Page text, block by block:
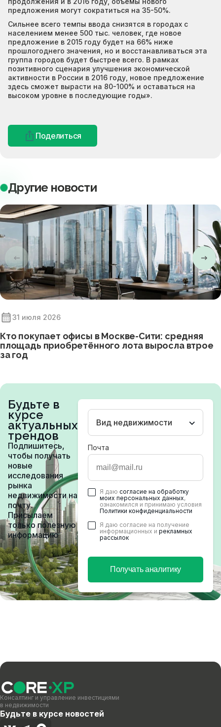
предложения могут сократиться на 35-50%.
Сильнее всего темпы ввода снизятся в городах с
населением менее 500 тыс. человек, где новое
предложение в 2015 году будет на 66% ниже
прошлогоднего значения, но и восстанавливаться эта
группа городов будет быстрее всего. В рамках
позитивного сценария улучшения экономической
активности в России в 2016 году, новое предложение
здесь сможет вырасти на 80-100% и оставаться на
высоком уровне в последующие годы».
Поделиться
Другие новости
31 июля 2026
Кто покупает офисы в Москве-Сити: средняя
площадь приобретённого лота выросла втрое
за год
Будьте в
курсе
актуальных
трендов
Подпишитесь,
чтобы получать
новые
исследования
рынка
недвижимости на
почту.
Присылаем
только полезную
информацию
Вид недвижимости
Почта
Я даю согласие на обработку
моих персональных данных,
ознакомился и принимаю условия
Политики конфиденциальности
Я даю согласие на получение
информационных и рекламных
рассылок
Получать аналитику
Консалтинг и управление инвестициями
в недвижимости
Будьте в курсе новостей